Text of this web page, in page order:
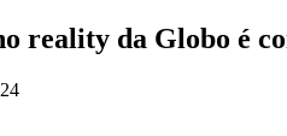
reality da Globo é